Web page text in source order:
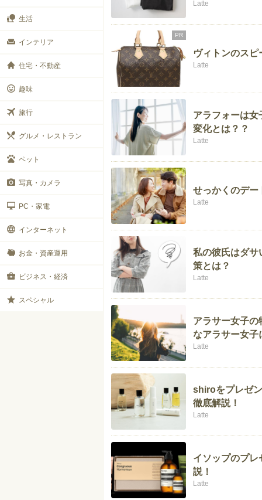
生活
インテリア
住宅・不動産
趣味
旅行
グルメ・レストラン
ペット
写真・カメラ
PC・家電
インターネット
お金・資産運用
ビジネス・経済
スペシャル
Latte
PR
ヴィトンのス
Latte
アラフォーは女
変化とは？？
Latte
せっかくのデ
Latte
私の彼氏はダサ
策とは？
Latte
アラサー女子の
なアラサー女子
Latte
shiroをプレゼ
徹底解説！
Latte
イソップのプレ
説！
Latte